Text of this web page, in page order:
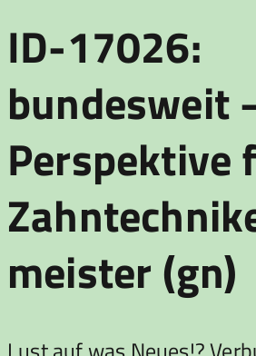
ID-17026:
bundesweit
Perspektive
meister (gn)